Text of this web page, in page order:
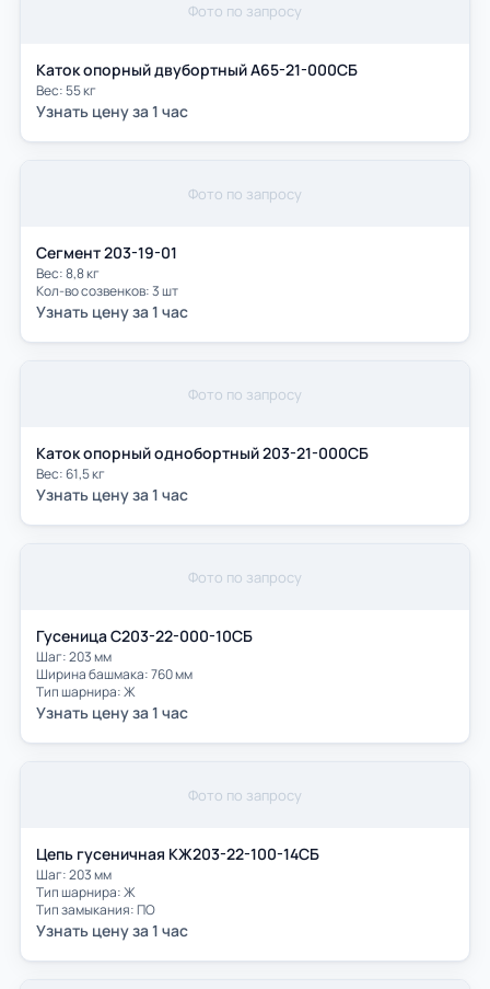
Фото по запросу
Каток опорный двубортный А65-21-000СБ
Вес: 55 кг
Узнать цену за 1 час
Фото по запросу
Сегмент 203-19-01
Вес: 8,8 кг
Кол-во созвенков: 3 шт
Узнать цену за 1 час
Фото по запросу
Каток опорный однобортный 203-21-000СБ
Вес: 61,5 кг
Узнать цену за 1 час
Фото по запросу
Гусеница С203-22-000-10СБ
Шаг: 203 мм
Ширина башмака: 760 мм
Тип шарнира: Ж
Узнать цену за 1 час
Фото по запросу
Цепь гусеничная КЖ203-22-100-14СБ
Шаг: 203 мм
Тип шарнира: Ж
Тип замыкания: ПО
Узнать цену за 1 час